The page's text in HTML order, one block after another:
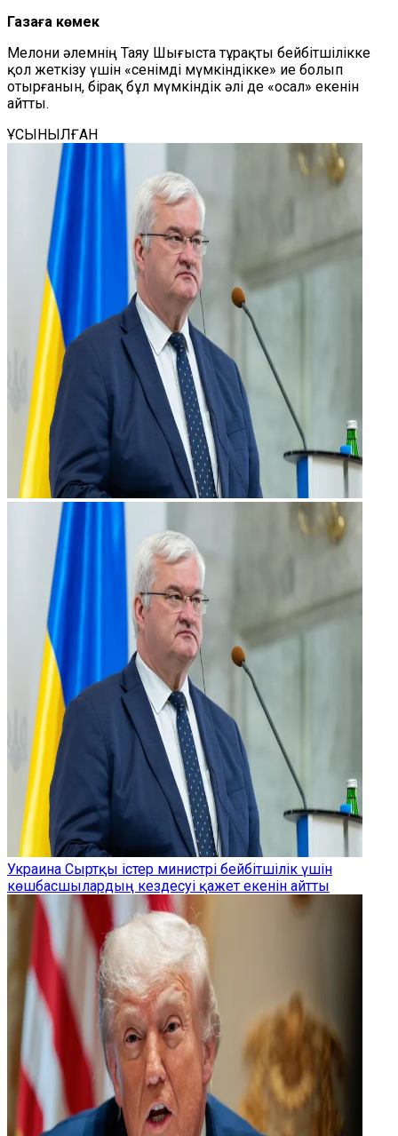
Газаға көмек
Мелони әлемнің Таяу Шығыста тұрақты бейбітшілікке
қол жеткізу үшін «сенімді мүмкіндікке» ие болып
отырғанын, бірақ бұл мүмкіндік әлі де «осал» екенін
айтты.
ҰСЫНЫЛҒАН
Украина Сыртқы істер министрі бейбітшілік үшін
көшбасшылардың кездесуі қажет екенін айтты